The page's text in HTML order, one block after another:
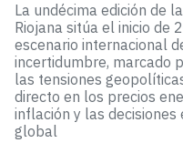
La undécima edición de
Riojana sitúa el inicio de
escenario internacional
incertidumbre, marcado
las tensiones
directo en los precios
inflación y las decisiones
global